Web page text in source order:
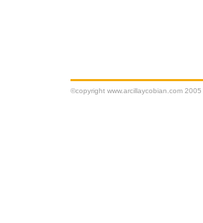
©copyright www.arcillaycobian.com 2005